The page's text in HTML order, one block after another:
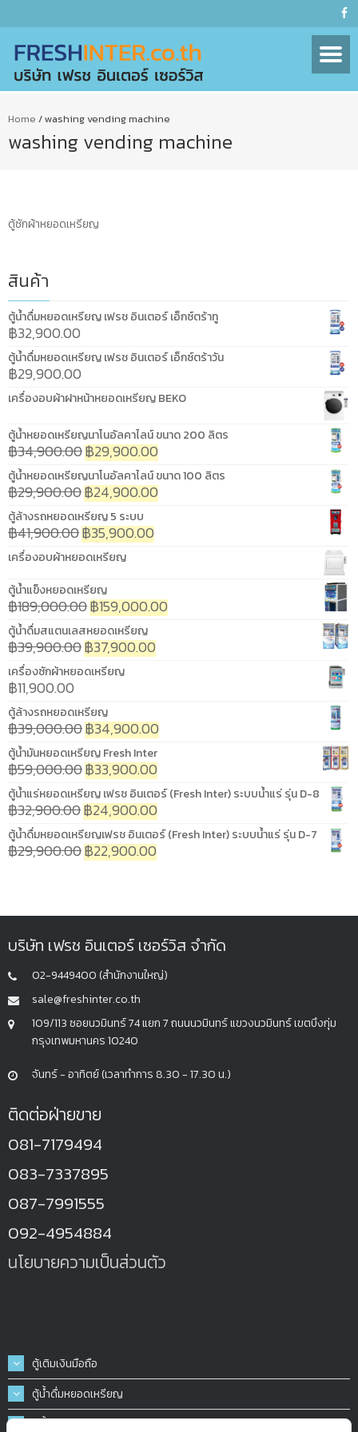
Home /washing vending machine
washing vending machine
ตู้ซักผ้าหยอดเหรียญ
สินค้า
ตู้น้ำดื่มหยอดเหรียญ เฟรช อินเตอร์ เอ็กซ์ตร้าทู
฿32,900.00
ตู้น้ำดื่มหยอดเหรียญ เฟรช อินเตอร์ เอ็กซ์ตร้าวัน
฿29,900.00
เครื่องอบผ้าฝาหน้าหยอดเหรียญ BEKO
ตู้น้ำหยอดเหรียญนาโนอัลคาไลน์ ขนาด 200 ลิตร
฿34,900.00฿29,900.00
ตู้น้ำหยอดเหรียญนาโนอัลคาไลน์ ขนาด 100 ลิตร
฿29,900.00฿24,900.00
ตู้ล้างรถหยอดเหรียญ 5 ระบบ
฿41,900.00฿35,900.00
เครื่องอบผ้าหยอดเหรียญ
ตู้น้ำแข็งหยอดเหรียญ
฿189,000.00฿159,000.00
ตู้น้ำดื่มสแตนเลสหยอดเหรียญ
฿39,900.00฿37,900.00
เครื่องซักผ้าหยอดเหรียญ
฿11,900.00
ตู้ล้างรถหยอดเหรียญ
฿39,000.00฿34,900.00
ตู้น้ำมันหยอดเหรียญ Fresh Inter
฿59,000.00฿33,900.00
ตู้น้ำแร่หยอดเหรียญ เฟรช อินเตอร์ (Fresh Inter) ระบบน้ำแร่ รุ่น D-8
฿32,900.00฿24,900.00
ตู้น้ำดื่มหยอดเหรียญเฟรช อินเตอร์ (Fresh Inter) ระบบน้ำแร่ รุ่น D-7
฿29,900.00฿22,900.00
บริษัท เฟรช อินเตอร์ เซอร์วิส จำกัด
02-9449400 (สำนักงานใหญ่)
sale@freshinter.co.th
109/113 ซอยนวมินทร์ 74 แยก 7 ถนนนวมินทร์ แขวงนวมินทร์ เขตบึงกุ่ม
กรุงเทพมหานคร 10240
จันทร์ - อาทิตย์ (เวลาทำการ 8.30 - 17.30 น.)
ติดต่อฝ่ายขาย
081-7179494
083-7337895
087-7991555
092-4954884
นโยบายความเป็นส่วนตัว
ตู้เติมเงินมือถือ
ตู้น้ำดื่มหยอดเหรียญ
ตู้น้ำมันหยอดเหรียญ